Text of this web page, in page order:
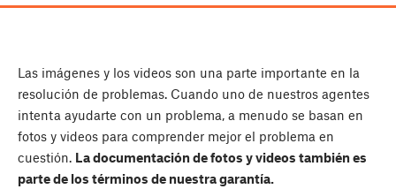
Las imágenes y los videos son una parte importante en la
resolución de problemas. Cuando uno de nuestros agentes
intenta ayudarte con un problema, a menudo se basan en
fotos y videos para comprender mejor el problema en
cuestión. La documentación de fotos y videos también es
parte de los términos de nuestra garantía.